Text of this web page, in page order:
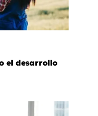
el desarrollo